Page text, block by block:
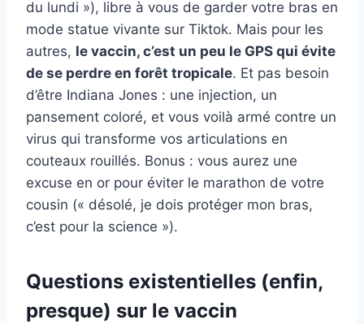
du lundi »), libre à vous de garder votre bras en
mode statue vivante sur Tiktok. Mais pour les
autres, le vaccin, c’est un peu le GPS qui évite
de se perdre en forêt tropicale. Et pas besoin
d’être Indiana Jones : une injection, un
pansement coloré, et vous voilà armé contre un
virus qui transforme vos articulations en
couteaux rouillés. Bonus : vous aurez une
excuse en or pour éviter le marathon de votre
cousin (« désolé, je dois protéger mon bras,
c’est pour la science »).
Questions existentielles (enfin,
presque) sur le vaccin